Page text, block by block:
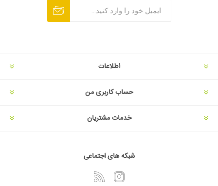
اطلاعات
حساب کاربری من
خدمات مشتریان
شبکه های اجتماعی